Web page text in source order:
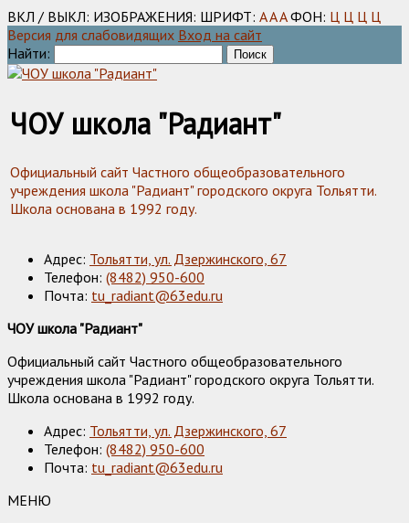
ВКЛ / ВЫКЛ: ИЗОБРАЖЕНИЯ: ШРИФТ: AAA ФОН: Ц Ц Ц Ц
Версия для слабовидящих Вход на сайт
Найти:
ЧОУ школа "Радиант"
Официальный сайт Частного общеобразовательного
учреждения школа "Радиант" городского округа Тольятти.
Школа основана в 1992 году.
Адрес: Тольятти, ул. Дзержинского, 67
Телефон: (8482) 950-600
Почта: tu_radiant@63edu.ru
ЧОУ школа "Радиант"
Официальный сайт Частного общеобразовательного
учреждения школа "Радиант" городского округа Тольятти.
Школа основана в 1992 году.
Адрес: Тольятти, ул. Дзержинского, 67
Телефон: (8482) 950-600
Почта: tu_radiant@63edu.ru
МЕНЮ